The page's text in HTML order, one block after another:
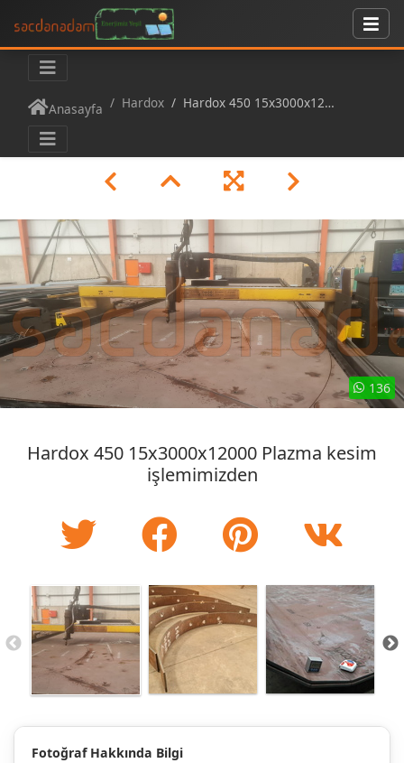
Anasayfa Hardox Hardox 450 15x3000x12000 Plazma Kesim
136
Hardox 450 15x3000x12000 Plazma kesim
işlemimizden
Fotoğraf Hakkında Bilgi